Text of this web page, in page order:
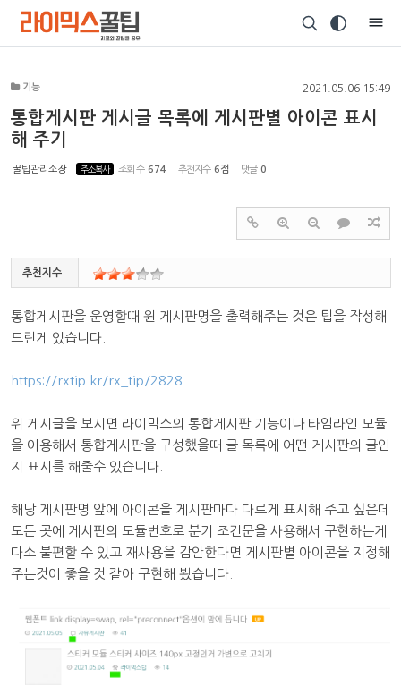
기능 2021.05.06 15:49
통합게시판 게시글 목록에 게시판별 아이콘 표시
해 주기
꿀팁관리소장 주소복사 조회 수 674 추천지수 6점 댓글 0
추천지수
통합게시판을 운영할때 원 게시판명을 출력해주는 것은 팁을 작성해
드린게 있습니다.
https://rxtip.kr/rx_tip/2828
위 게시글을 보시면 라이믹스의 통합게시판 기능이나 타임라인 모듈
을 이용해서 통합게시판을 구성했을때 글 목록에 어떤 게시판의 글인
지 표시를 해줄수 있습니다.
해당 게시판명 앞에 아이콘을 게시판마다 다르게 표시해 주고 싶은데
모든 곳에 게시판의 모듈번호로 분기 조건문을 사용해서 구현하는게
다소 불편할 수 있고 재사용을 감안한다면 게시판별 아이콘을 지정해
주는것이 좋을 것 같아 구현해 봤습니다.
Sketchbook5, 스케치북5
Sketchbook5, 스케치북5